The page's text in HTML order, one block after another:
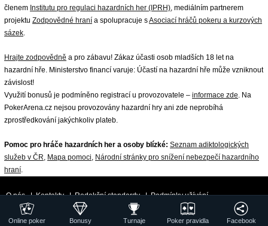
členem Institutu pro regulaci hazardních her (IPRH) , mediálním partnerem
projektu Zodpovědné hraní a spolupracuje sAsociací hráčů pokeru a kurzových
sázek
Hrajte zodpovědně a pro zábavu! Zákaz účasti osob mladších 18 let na
hazardní hře. Ministerstvo financí varuje: Účastí na hazardní hře může vzniknout
závislost!
Využití bonusů je podmíněno registrací u provozovatele – informace zde . Na
PokerArena.cz nejsou provozovány hazardní hry ani zde neprobíhá
zprostředkování jakýchkoliv plateb.
Pomoc pro hráče hazardních her a osoby blízké: Seznam adiktologických
služeb v ČR Mapa pomoci Národní stránky pro snížení nebezpečí hazardního
hraní
O nás|Kontakty|Redakční standardy|Podmínky užívání
Zpracování osobních údajů a cookies| 18+ Zodpovědné hraní
| ©
GTO Solutions, s.r.o.
Online poker Bonusy Turnaje Poker pravidla Facebook